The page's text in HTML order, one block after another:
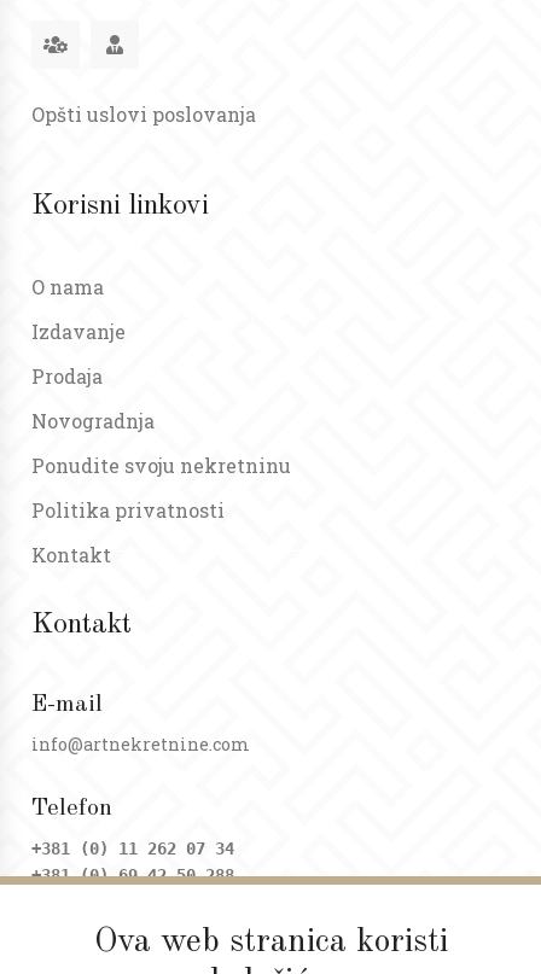
Ova web stranica koristi
Opšti uslovi poslovanja
Korisni linkovi
O nama
Izdavanje
Prodaja
Novogradnja
Ponudite svoju nekretninu
Politika privatnosti
Kontakt
Kontakt
E-mail
info@artnekretnine.com
Telefon
+381 (0) 11 262 07 34
+381 (0) 69 42 50 288
Adresa